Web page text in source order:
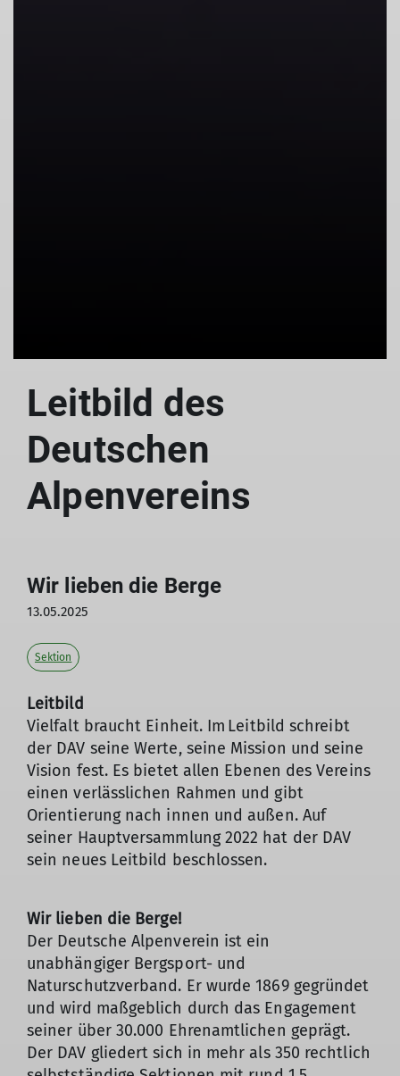
Leitbild des
Deutschen
Alpenvereins
Wir lieben die Berge
13.05.2025
Sektion
Leitbild
Vielfalt braucht Einheit. Im Leitbild schreibt
der DAV seine Werte, seine Mission und seine
Vision fest. Es bietet allen Ebenen des Vereins
einen verlässlichen Rahmen und gibt
Orientierung nach innen und außen. Auf
seiner Hauptversammlung 2022 hat der DAV
sein neues Leitbild beschlossen.
Wir lieben die Berge!
Der Deutsche Alpenverein ist ein
unabhängiger Bergsport- und
Naturschutzverband. Er wurde 1869 gegründet
und wird maßgeblich durch das Engagement
seiner über 30.000 Ehrenamtlichen geprägt.
Der DAV gliedert sich in mehr als 350 rechtlich